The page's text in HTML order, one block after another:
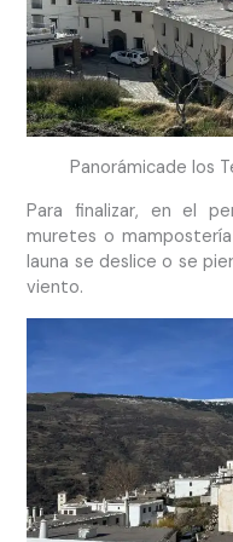
Panorámicade los
Para finalizar, en el
muretes o
launa se deslice o se
viento.